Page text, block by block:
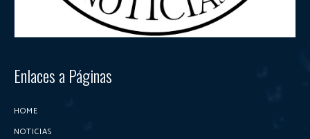
Enlaces a Páginas
HOME
NOTICIAS